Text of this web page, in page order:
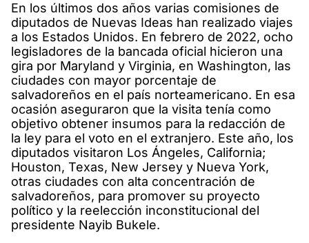
En los últimos dos años varias comisiones de
diputados de Nuevas Ideas han realizado viajes
a los Estados Unidos. En febrero de 2022, ocho
legisladores de la bancada oficial hicieron una
gira por Maryland y Virginia, en Washington, las
ciudades con mayor porcentaje de
salvadoreños en el país norteamericano. En esa
ocasión aseguraron que la visita tenía como
objetivo obtener insumos para la redacción de
la ley para el voto en el extranjero. Este año, los
diputados visitaron Los Ángeles, California;
Houston, Texas, New Jersey y Nueva York,
otras ciudades con alta concentración de
salvadoreños, para promover su proyecto
político y la reelección inconstitucional del
presidente Nayib Bukele.